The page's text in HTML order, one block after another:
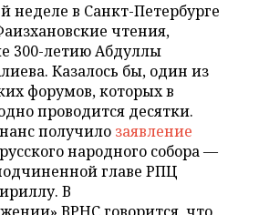
в Санкт-Петербурге
чтения,
300-летию Абдуллы
Казалось бы, один из
форумов, которых в
проводится десятки.
получило заявление
народного собора —
главе РПЦ
В